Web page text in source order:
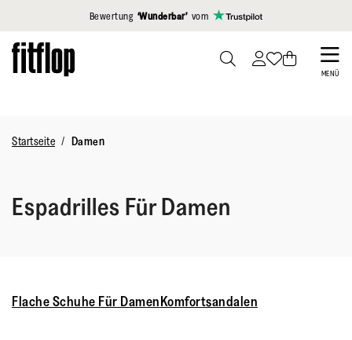
Klicken Sie hier, um unsere Erklärung zur Barrierefreiheit
Bewertung ‘Wunderbar’ vom
Skip
to
MENÜ
Startseite Damen
Espadrilles Für Damen
Flache Schuhe Für DamenKomfortsandalen